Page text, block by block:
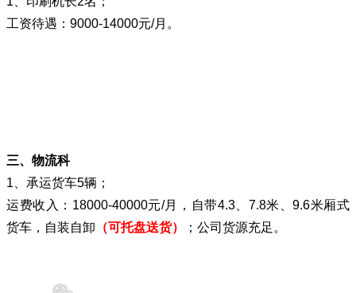
工资待遇：9000-14000元/月。
三、物流科
1、承运货车5辆；
运费收入：18000-40000元/月，自带4.3、7.8米、9.6米厢式
货车，自装自卸 （可托盘送货） ；公司货源充足。